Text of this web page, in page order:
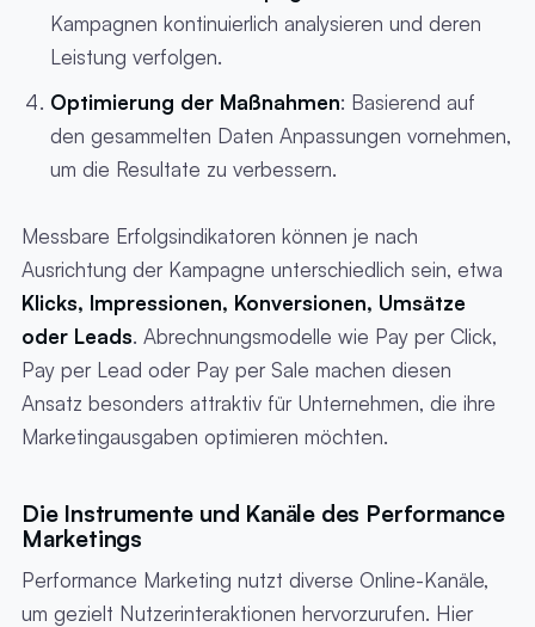
Kampagnen kontinuierlich analysieren und deren
Leistung verfolgen.
Optimierung der Maßnahmen: Basierend auf
den gesammelten Daten Anpassungen vornehmen,
um die Resultate zu verbessern.
Messbare Erfolgsindikatoren können je nach
Ausrichtung der Kampagne unterschiedlich sein, etwa
Klicks, Impressionen, Konversionen, Umsätze
oder Leads. Abrechnungsmodelle wie Pay per Click,
Pay per Lead oder Pay per Sale machen diesen
Ansatz besonders attraktiv für Unternehmen, die ihre
Marketingausgaben optimieren möchten.
Die Instrumente und Kanäle des Performance
Marketings
Performance Marketing nutzt diverse Online-Kanäle,
um gezielt Nutzerinteraktionen hervorzurufen. Hier